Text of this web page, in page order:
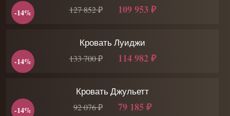
127 852 ₽ 109 953 ₽
-14%
Кровать Луиджи
133 700 ₽ 114 982 ₽
-14%
Кровать Джульетт
92 076 ₽ 79 185 ₽
-14%